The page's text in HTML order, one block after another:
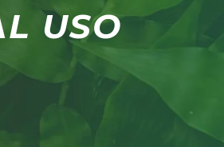
USO